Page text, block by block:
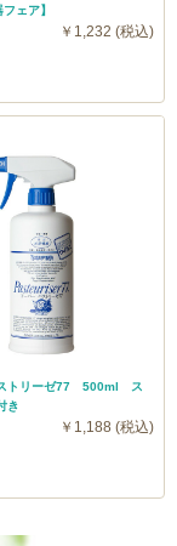
ェア】
￥1,232 (税込)
トリーゼ77 500ml ス
き
￥1,188 (税込)